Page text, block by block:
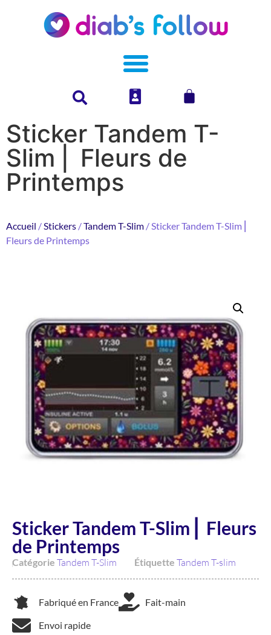
Sticker Tandem T-
Slim ⎜ Fleurs de
Printemps
Accueil /Stickers /Tandem T-Slim / Sticker Tandem T-Slim ⎜
Fleurs de Printemps
Sticker Tandem T-Slim ⎜ Fleurs
de Printemps
Catégorie Tandem T-Slim Étiquette Tandem T-slim
Fabriqué en France Fait-main
Envoi rapide